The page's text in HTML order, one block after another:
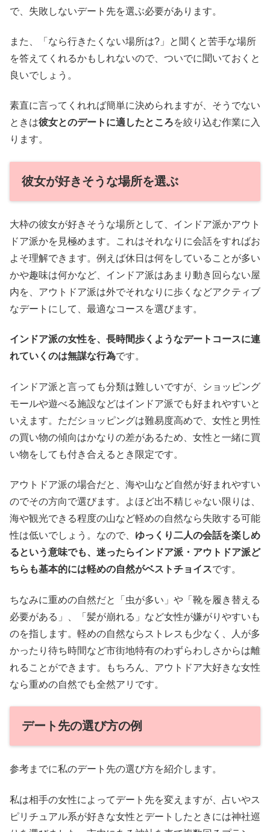
で、失敗しないデート先を選ぶ必要があります。
また、「なら行きたくない場所は?」と聞くと苦手な場所
を答えてくれるかもしれないので、ついでに聞いておくと
良いでしょう。
素直に言ってくれれば簡単に決められますが、そうでない
ときは彼女とのデートに適したところを絞り込む作業に入
ります。
彼女が好きそうな場所を選ぶ
大枠の彼女が好きそうな場所として、インドア派かアウト
ドア派かを見極めます。これはそれなりに会話をすればお
よそ理解できます。例えば休日は何をしていることが多い
かや趣味は何かなど、インドア派はあまり動き回らない屋
内を、アウトドア派は外でそれなりに歩くなどアクティブ
なデートにして、最適なコースを選びます。
インドア派の女性を、長時間歩くようなデートコースに連
れていくのは無謀な行為です。
インドア派と言っても分類は難しいですが、ショッピング
モールや遊べる施設などはインドア派でも好まれやすいと
いえます。ただショッピングは難易度高めで、女性と男性
の買い物の傾向はかなりの差があるため、女性と一緒に買
い物をしても付き合えるとき限定です。
アウトドア派の場合だと、海や山など自然が好まれやすい
のでその方向で選びます。よほど出不精じゃない限りは、
海や観光できる程度の山など軽めの自然なら失敗する可能
性は低いでしょう。なので、 ゆっくり二人の会話を楽しめ
るという意味でも、迷ったらインドア派・アウトドア派ど
ちらも基本的には軽めの自然がベストチョイスです。
ちなみに重めの自然だと「虫が多い」や「靴を履き替える
必要がある」、「髪が崩れる」など女性が嫌がりやすいも
のを指します。軽めの自然ならストレスも少なく、人が多
かったり待ち時間など市街地特有のわずらわしさからは離
れることができます。もちろん、アウトドア大好きな女性
なら重めの自然でも全然アリです。
デート先の選び方の例
参考までに私のデート先の選び方を紹介します。
私は相手の女性によってデート先を変えますが、占いやス
ピリチュアル系が好きな女性とデートしたときには神社巡